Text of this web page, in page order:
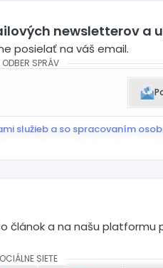
newsletterov a
posielať na váš email.
SPRÁV
služieb a so spracovaním
a na našu platformu
SIETE